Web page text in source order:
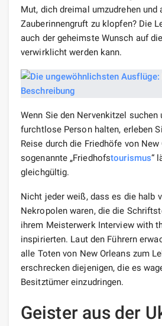
Mut, dich dreimal umzudrehen und
Zauberinnengruft zu klopfen? Die
auch der geheimste Wunsch auf
verwirklicht werden kann.
Wenn Sie den Nervenkitzel
furchtlose Person halten, erleben
Reise durch die Friedhöfe von New
sogenannte „Friedhofstourismus“
gleichgültig.
Nicht jeder weiß, dass es die halb
Nekropolen waren, die die
ihrem Meisterwerk Interview with
inspirierten. Laut den Führern
alle Toten von New Orleans zum
erschrecken diejenigen, die es
Besitztümer einzudringen.
Geister aus der